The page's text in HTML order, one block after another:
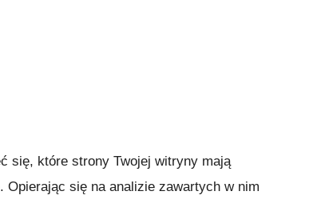
się, które strony Twojej witryny mają
Opierając się na analizie zawartych w nim